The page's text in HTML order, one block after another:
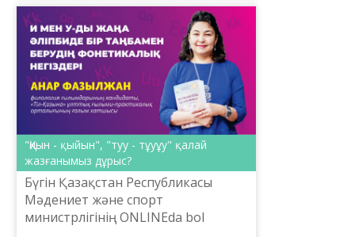
мүмкіндіктерін ж...
"Қиын - қыйын", "туу - тұуұу" қалай
жазғанымыз дұрыс?
Бүгін Қазақстан Республикасы
Мәдениет және спорт
министрлігінің ONLINEda bol